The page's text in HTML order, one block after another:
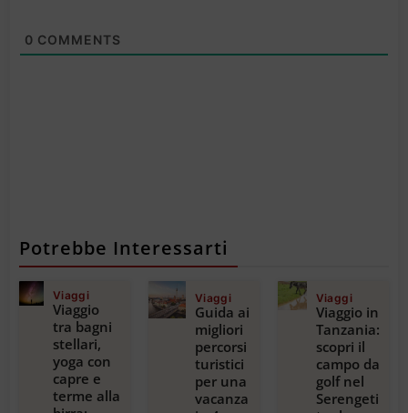
0 COMMENTS
Potrebbe Interessarti
Viaggi
Viaggio
tra bagni
stellari,
yoga con
capre e
terme alla
Viaggi
Guida ai
migliori
percorsi
turistici
per una
vacanza
Viaggi
Viaggio in
Tanzania:
scopri il
campo da
golf nel
Serengeti